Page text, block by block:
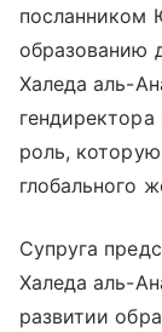
посланником
образованию
Халеда аль-
роль,
глобального
Супруга
Халеда аль-
развитии